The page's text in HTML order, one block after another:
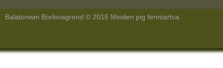
Balatonwin Borlovagrend © 2015 Minden jog fenntartva.